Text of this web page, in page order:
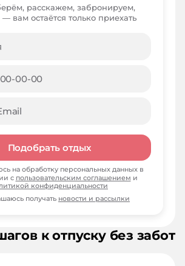
к отпуску без забот
расскажем, забронируем,
— вам остаётся только приехать
Подобрать отдых
на обработку персональных данных в
с пользовательским соглашением и
конфиденциальности
получать новости и рассылки